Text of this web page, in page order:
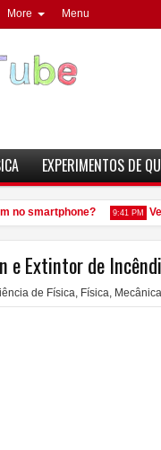
More Menu
EXPERIMENTOS DE
smartphone? 9:41 PM
e Extintor de
de Física, Física, Mecânica